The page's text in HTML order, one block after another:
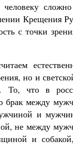
сложно
Крещения
с точки
но и
То, что в
брак между
и
не между
и
Как